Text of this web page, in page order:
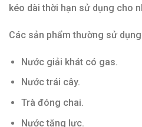
kéo dài thời hạn sử dụng cho
Các sản phẩm thường sử
Nước giải khát có gas.
Nước trái cây.
Trà đóng chai.
Nước tăng lực.